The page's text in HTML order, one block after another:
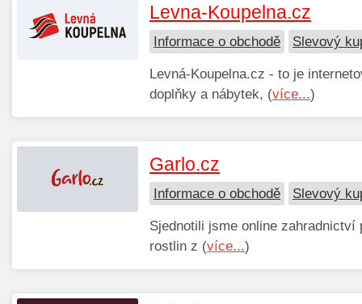
Levna-Koupelna.cz
Informace o obchodě Slevový
Levná-Koupelna.cz - to je
doplňky a nábytek, (více...)
Garlo.cz
Informace o obchodě Slevový
Sjednotili jsme online
rostlin z (více...)